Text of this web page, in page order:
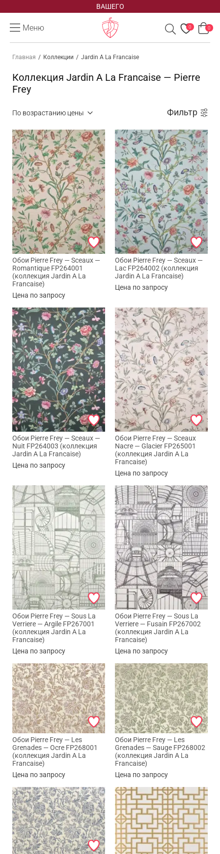
ВАШЕГО
Меню 0 0
Главная / Коллекции / Jardin A La Francaise
Коллекция Jardin A La Francaise — Pierre
Frey
Фильтр
Обои Pierre Frey — Sceaux —
Romantique FP264001
(коллекция Jardin A La
Francaise)
Цена по запросу
Обои Pierre Frey — Sceaux —
Lac FP264002 (коллекция
Jardin A La Francaise)
Цена по запросу
Обои Pierre Frey — Sceaux —
Nuit FP264003 (коллекция
Jardin A La Francaise)
Цена по запросу
Обои Pierre Frey — Sceaux
Nacre — Glacier FP265001
(коллекция Jardin A La
Francaise)
Цена по запросу
Обои Pierre Frey — Sous La
Verriere — Argile FP267001
(коллекция Jardin A La
Francaise)
Цена по запросу
Обои Pierre Frey — Sous La
Verriere — Fusain FP267002
(коллекция Jardin A La
Francaise)
Цена по запросу
Обои Pierre Frey — Les
Grenades — Ocre FP268001
(коллекция Jardin A La
Francaise)
Цена по запросу
Обои Pierre Frey — Les
Grenades — Sauge FP268002
(коллекция Jardin A La
Francaise)
Цена по запросу